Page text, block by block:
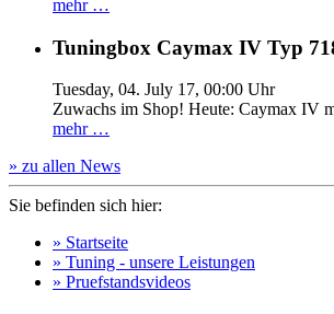
mehr …
Tuningbox Caymax IV Typ
Tuesday, 04. July 17, 00:00 Uhr
Zuwachs im Shop! Heute: Caymax IV
mehr …
» zu allen News
Sie befinden sich hier:
» Startseite
» Tuning - unsere Leistungen
» Pruefstandsvideos